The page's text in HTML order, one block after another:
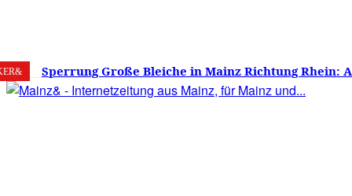
8. August 2026 15.9 Mainz
Sperrung Große Bleiche in Mainz Richtung Rhein:
verwirrt, Mainzer stinksauer – Haben die Mainzer